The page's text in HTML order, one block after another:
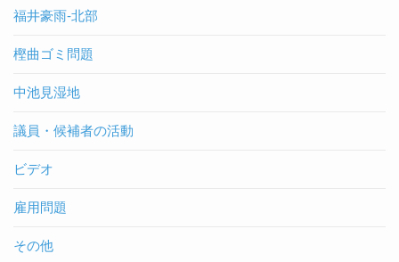
福井豪雨-北部
樫曲ゴミ問題
中池見湿地
議員・候補者の活動
ビデオ
雇用問題
その他